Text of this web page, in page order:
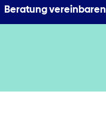
Beratung vereinbaren